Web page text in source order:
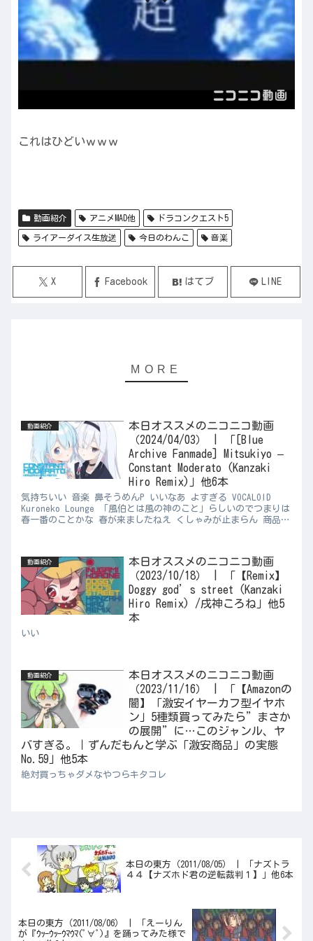
これはひどいｗｗｗ
動画紹介 アニメMAD他 ドラコンクエスト5
ライアーダイス生放送 今日のわんこ 音楽
X Facebook はてブ LINE
動画紹介
本日オススメのニコニコ動画
（2024/04/03） | 「[Blue
Archive Fanmade] Mitsukiyo –
Constant Moderato (Kanzaki
Hiro Remix)」他6本
気持ちいい 音楽 鼻そうめんP いいなあ よすぎる VOCALOID
Kuroneko Lounge 「風伯とは風の神のこと」らしいのでつまりは
春一番のことかな 春が来ましたねえ くしゃみが止まらん 商品レ
動画紹介
本日オススメのニコニコ動画
（2023/10/18） | 「【Remix】
Doggy god’s street (Kanzaki
Hiro Remix) /戌神ころね」他5
本
いい
動画紹介
本日オススメのニコニコ動画
（2023/11/16） | 「【Amazonの
闇】「激安イヤーカフ型イヤホ
ン」5種類買ってみたら”まさか
の展開”に…このジャンル、ヤ
バすぎる。｜ずんだもんと学ぶ「激安商品」の実態
No.59」他5本
絶対買っちゃダメなやつらキタコレ
本日の東方（2011/08/05） | 「ナズトラ
４４【ナズホド君の逆転裁判１】」他6本
本日の東方（2011/08/06） | 「えーりん
が『ｳｯｰｳｯｰｳﾏｳﾏ(ﾟ∀ﾟ)』を踊ってみた様で